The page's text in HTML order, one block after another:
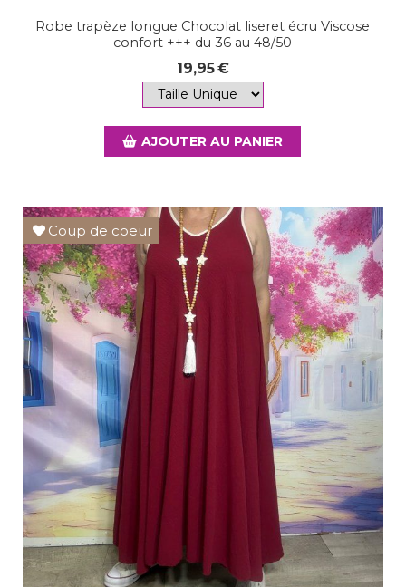
Robe trapèze longue Chocolat liseret écru Viscose
confort +++ du 36 au 48/50
19,95€
AJOUTER AU PANIER
Coup de coeur